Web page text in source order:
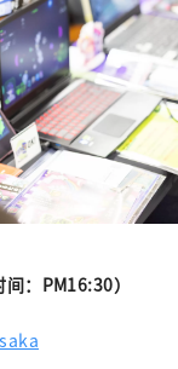
间：PM16:30）